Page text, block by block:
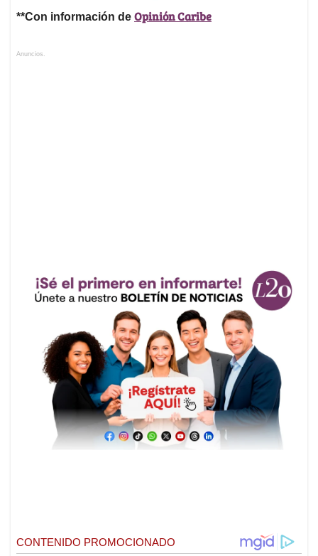
**Con información de Opinión Caribe
Anuncios.